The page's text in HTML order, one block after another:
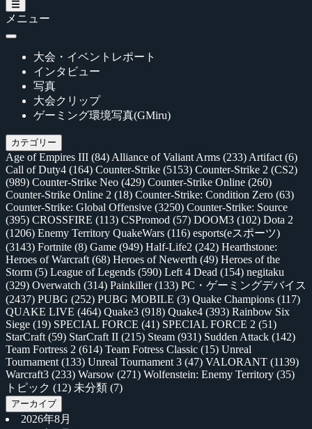
メニュー
大会・イベントレポート
インタビュー
写真
大会クリップ
ゲーミング環境写真(GMiru)
カテゴリー
Age of Empires III (84) Alliance of Valiant Arms (233) Artifact (6)
Call of Duty4 (164) Counter-Strike (5153) Counter-Strike 2 (CS2)
(989) Counter-Strike Neo (429) Counter-Strike Online (260)
Counter-Strike Online 2 (18) Counter-Strike: Condition Zero (63)
Counter-Strike: Global Offensive (3250) Counter-Strike: Source
(395) CROSSFIRE (113) CSPromod (57) DOOM3 (102) Dota 2
(1206) Enemy Territory QuakeWars (116) esports(eスポーツ)
(3143) Fortnite (8) Game (949) Half-Life2 (242) Hearthstone:
Heroes of Warcraft (68) Heroes of Newerth (49) Heroes of the
Storm (5) League of Legends (590) Left 4 Dead (154) negitaku
(329) Overwatch (314) Painkiller(133) PC・ゲーミングデバイス
(2437) PUBG (252) PUBG MOBILE (3) Quake Champions (117)
QUAKE LIVE (464) Quake3 (918) Quake4 (393) Rainbow Six
Siege (19) SPECIAL FORCE (41) SPECIAL FORCE 2 (51)
StarCraft (59) StarCraft II (215) Steam (931) Sudden Attack (142)
Team Fortress 2 (614) Team Fotress Classic (15) Unreal
Tournament (133) Unreal Tournament 3 (47) VALORANT (1139)
Warcraft3 (233) Warsow (271) Wolfenstein: Enemy Territory (35)
トピック (12) 未分類 (7)
アーカイブ
2026年8月